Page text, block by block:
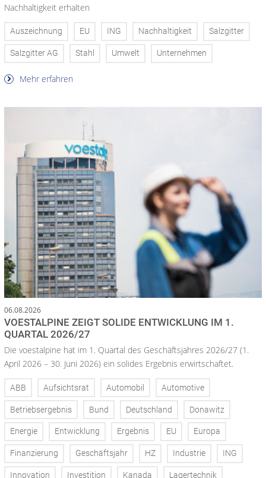
Nachhaltigkeit erhalten
Auszeichnung EU ING Nachhaltigkeit Salzgitter
Salzgitter AG Stahl Umwelt Unternehmen
Mehr erfahren
06.08.2026
VOESTALPINE ZEIGT SOLIDE ENTWICKLUNG IM 1.
QUARTAL 2026/27
Die voestalpine hat im 1. Quartal des Geschäftsjahres 2026/27 (1.
April 2026 – 30. Juni 2026) ein solides Ergebnis erwirtschaftet.
ABB Aufsichtsrat Automobil Automotive
Betriebsergebnis Bund Deutschland Donawitz
Energie Entwicklung Ergebnis EU Europa
Finanzierung Geschäftsjahr HZ Industrie ING
Innovation Investition Kanada Lagertechnik